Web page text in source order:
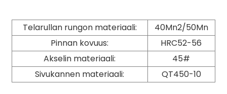
Telarullan rungon materiaali:
40Mn2/50Mn
Pinnan kovuus:
HRC52-56
Akselin materiaali:
45#
Sivukannen materiaali:
QT450-10